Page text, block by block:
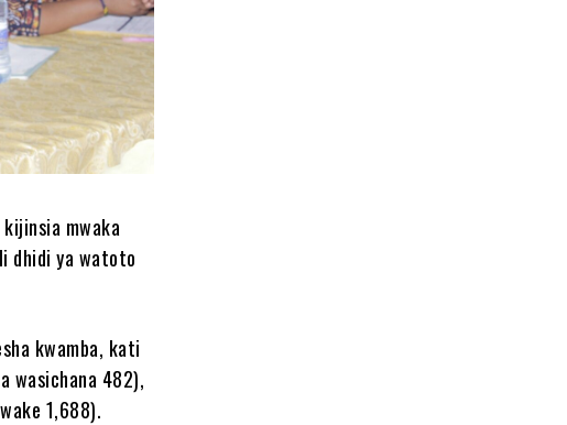
mwaka
dhidi ya watoto
kwamba, kati
wasichana 482),
1,688).